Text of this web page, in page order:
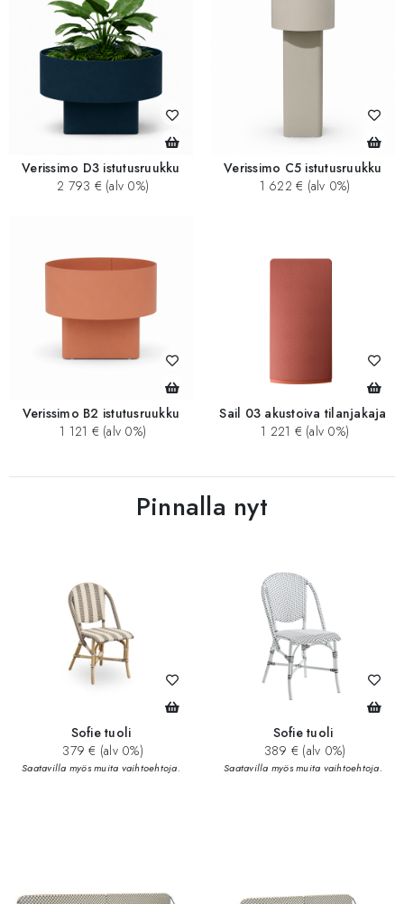
Verissimo D3 istutusruukku
2 793 € (alv 0%)
Verissimo C5 istutusruukku
1 622 € (alv 0%)
Verissimo B2 istutusruukku
1 121 € (alv 0%)
Sail 03 akustoiva tilanjakaja
1 221 € (alv 0%)
Pinnalla nyt
Sofie tuoli
379 € (alv 0%)
Saatavilla myös muita vaihtoehtoja.
Sofie tuoli
389 € (alv 0%)
Saatavilla myös muita vaihtoehtoja.